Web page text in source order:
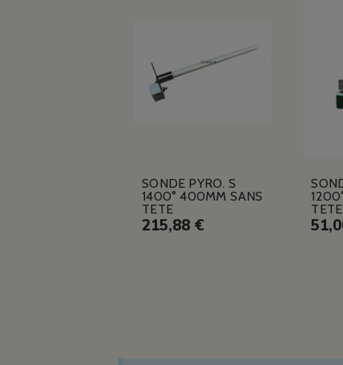
SONDE PYRO. S
1400° 400MM SANS
TETE
215,88 €
TETE